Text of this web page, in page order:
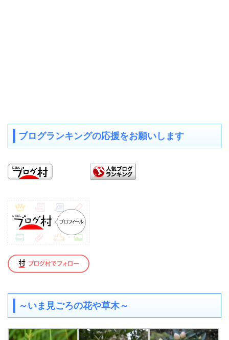
ブログランキングの応援をお願いします
～いま見ごろの花や草木～